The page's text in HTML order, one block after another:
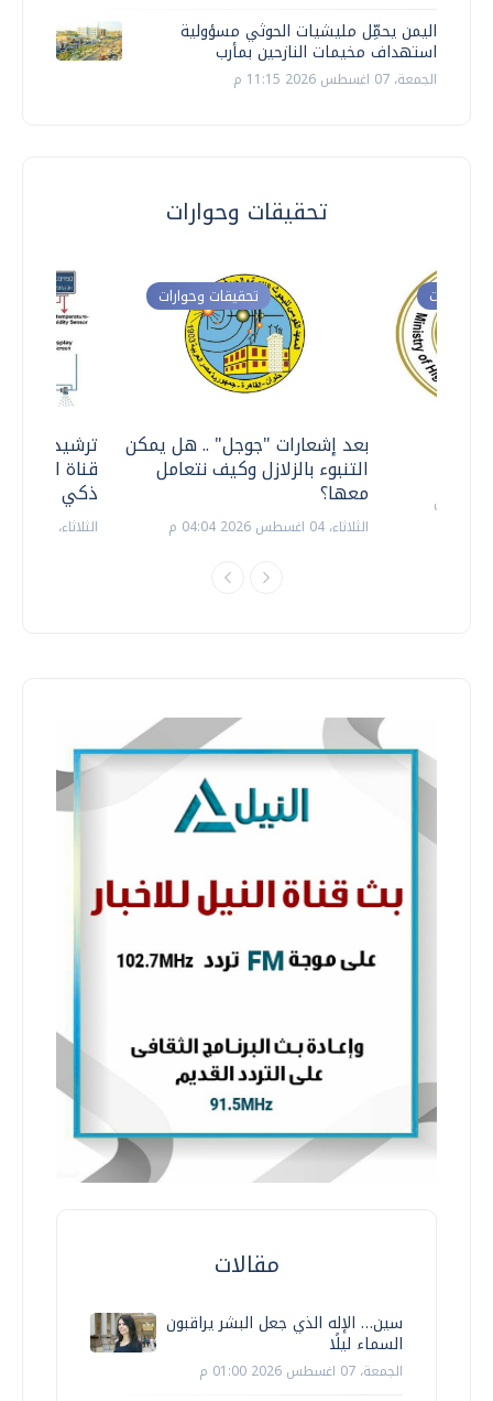
اليمن يحمِّل مليشيات الحوثي مسؤولية
استهداف مخيمات النازحين بمأرب
الجمعة، 07 اغسطس 2026 11:15 م
تحقيقات وحوارات
ترشيدا
قناة
ذكي
الثلاثاء، 14 يوليو 2026 06:11 م
تحقيقات وحوارات
بعد إشعارات "جوجل" .. هل يمكن
التنبوء بالزلازل وكيف نتعامل
معها؟
الثلاثاء، 04 اغسطس 2026 04:04 م
وحوارات
مقالات
سين… الإله الذي جعل البشر يراقبون
السماء ليلًا
الجمعة، 07 اغسطس 2026 01:00 م